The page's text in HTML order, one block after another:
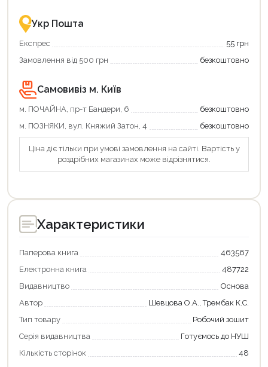
Укр Пошта
Експрес
55 грн
Замовлення від 500 грн
безкоштовно
Самовивіз м. Київ
м. ПОЧАЙНА, пр-т Бандери, 6
безкоштовно
м. ПОЗНЯКИ, вул. Княжий Затон, 4
безкоштовно
Ціна діє тільки при умові замовлення на сайті. Вартість у
роздрібних магазинах може відрізнятися.
Характеристики
Паперова книга
463567
Електронна книга
487722
Видавництво
Основа
Автор
Шевцова О.А., Трембак К.С.
Тип товару
Робочий зошит
Серія видавництва
Готуємось до НУШ
Кількість сторінок
48